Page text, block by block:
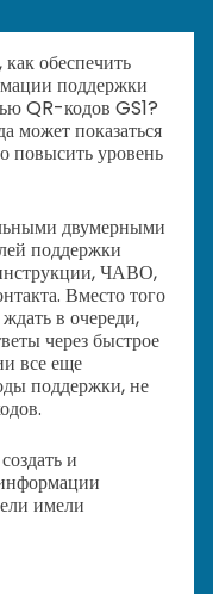
обеспечить
поддержки
QR-кодов GS1?
может показаться
повысить уровень
двумерными
поддержки
ЧАВО,
Вместо того
в очереди,
через быстрое
все еще
поддержки, не
и
имели